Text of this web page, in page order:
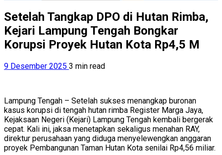
Setelah Tangkap DPO di Hutan Rimba,
Kejari Lampung Tengah Bongkar
Korupsi Proyek Hutan Kota Rp4,5 M
9 Desember 2025 3 min read
Lampung Tengah – Setelah sukses menangkap buronan
kasus korupsi di tengah hutan rimba Register Marga Jaya,
Kejaksaan Negeri (Kejari) Lampung Tengah kembali bergerak
cepat. Kali ini, jaksa menetapkan sekaligus menahan RAY,
direktur perusahaan yang diduga menyelewengkan anggaran
proyek Pembangunan Taman Hutan Kota senilai Rp4,56 miliar.